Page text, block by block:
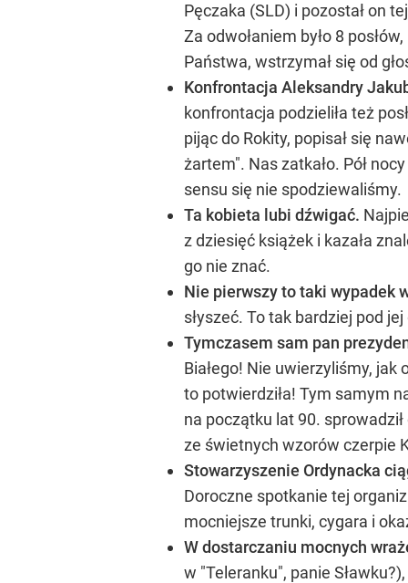
Pęczaka (SLD) i pozostał on
Za odwołaniem było 8
Państwa, wstrzymał się od
Konfrontacja Aleksandry
konfrontacja podzieliła też
pijąc do Rokity, popisał się
żartem". Nas zatkało. Pół
sensu się nie spodziewaliśmy.
Ta kobieta lubi dźwigać.
z dziesięć książek i kazała
go nie znać.
Nie pierwszy to taki wypadek
słyszeć. To tak bardziej pod
Tymczasem sam pan
Białego! Nie uwierzyliśmy,
to potwierdziła! Tym samym
na początku lat 90.
ze świetnych wzorów czerpie
Stowarzyszenie Ordynacka
Doroczne spotkanie tej
mocniejsze trunki, cygara i
W dostarczaniu mocnych
w "Teleranku", panie